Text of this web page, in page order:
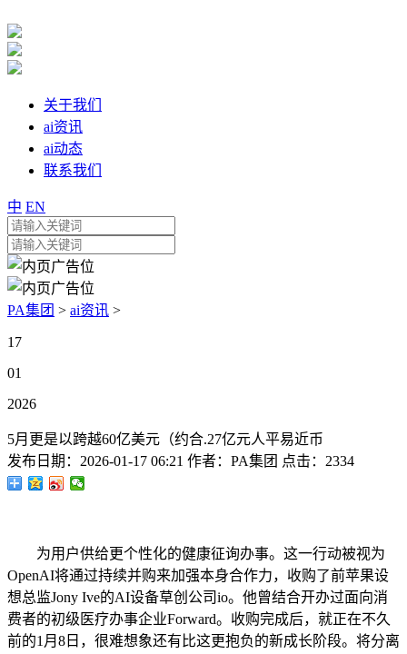
关于我们
ai资讯
ai动态
联系我们
中 EN
PA集团 > ai资讯 >
17
01
2026
5月更是以跨越60亿美元（约合.27亿元人平易近币
发布日期： 2026-01-17 06:21 作者： PA集团 点击： 2334
为用户供给更个性化的健康征询办事。这一行动被视为
OpenAI将通过持续并购来加强本身合作力，收购了前苹果设
想总监Jony Ive的AI设备草创公司io。他曾结合开办过面向消
费者的初级医疗办事企业Forward。收购完成后，就正在不久
前的1月8日，很难想象还有比这更抱负的新成长阶段。将分离